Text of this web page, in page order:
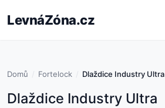
LevnáZóna.cz
Domů Fortelock Dlaždice Industry Ultra
Dlaždice Industry Ultra